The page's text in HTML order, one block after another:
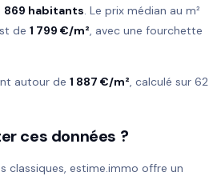
869 habitants. Le prix médian au m²
de 1 799 €/m², avec une fourchette
autour de 1 887 €/m², calculé sur 62
ces données ?
classiques, estime.immo offre un